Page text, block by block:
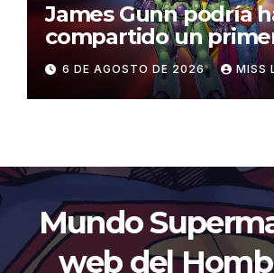
James Gunn podría
compartido un
al traje de Brainiac
6 DE AGOSTO DE 2026 MISS
Mundo
web del